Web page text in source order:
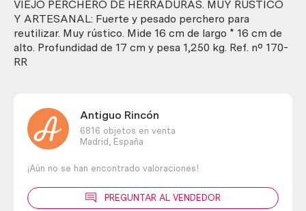
rústico
y
artesanal.
cantidad
VIEJO PERCHERO DE HERRADURAS. MUY RÚSTICO
Y ARTESANAL: Fuerte y pesado perchero para
reutilizar. Muy rústico. Mide 16 cm de largo * 16 cm de
alto. Profundidad de 17 cm y pesa 1,250 kg. Ref. nº 170-
RR
Antiguo Rincón
6816 objetos en venta
Madrid,
España
¡Aún no se han encontrado valoraciones!
PREGUNTAR AL VENDEDOR